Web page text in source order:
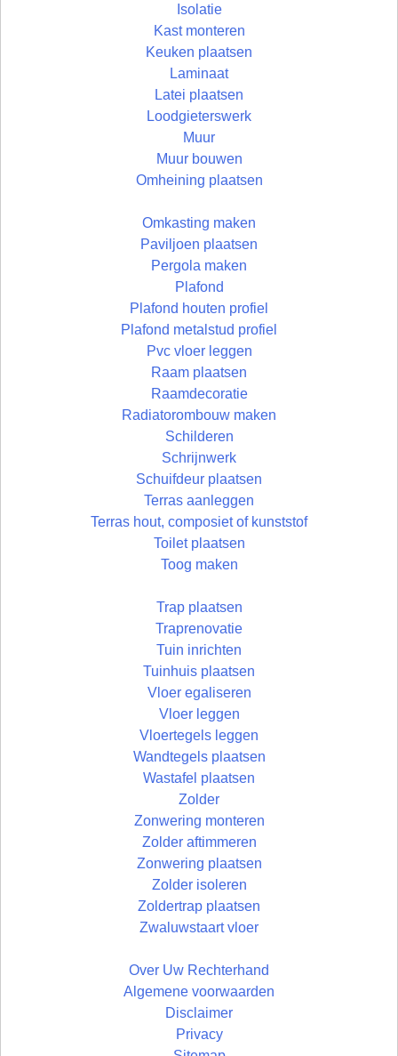
Isolatie
Kast monteren
Keuken plaatsen
Laminaat
Latei plaatsen
Loodgieterswerk
Muur
Muur bouwen
Omheining plaatsen
Omkasting maken
Paviljoen plaatsen
Pergola maken
Plafond
Plafond houten profiel
Plafond metalstud profiel
Pvc vloer leggen
Raam plaatsen
Raamdecoratie
Radiatorombouw maken
Schilderen
Schrijnwerk
Schuifdeur plaatsen
Terras aanleggen
Terras hout, composiet of kunststof
Toilet plaatsen
Toog maken
Trap plaatsen
Traprenovatie
Tuin inrichten
Tuinhuis plaatsen
Vloer egaliseren
Vloer leggen
Vloertegels leggen
Wandtegels plaatsen
Wastafel plaatsen
Zolder
Zonwering monteren
Zolder aftimmeren
Zonwering plaatsen
Zolder isoleren
Zoldertrap plaatsen
Zwaluwstaart vloer
Over Uw Rechterhand
Algemene voorwaarden
Disclaimer
Privacy